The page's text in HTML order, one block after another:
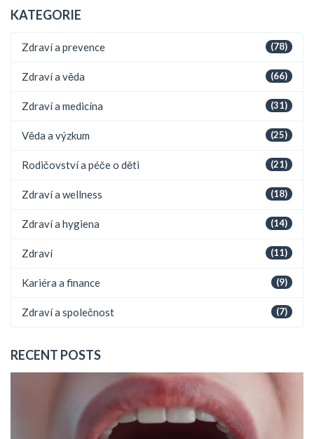
KATEGORIE
(78)
Zdraví a prevence
(66)
Zdraví a věda
(31)
Zdraví a medicína
(25)
Věda a výzkum
(21)
Rodičovství a péče o děti
(18)
Zdraví a wellness
(14)
Zdraví a hygiena
(11)
Zdraví
(9)
Kariéra a finance
(7)
Zdraví a společnost
RECENT POSTS